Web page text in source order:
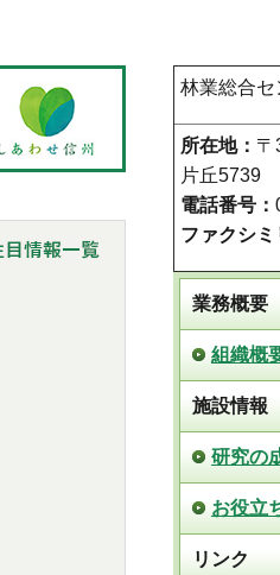
林業総合セ
所在地： 〒
片丘5739
電話番号：
ファクシミ
業務概要
組織概
施設情報
研究の
お役立
リンク